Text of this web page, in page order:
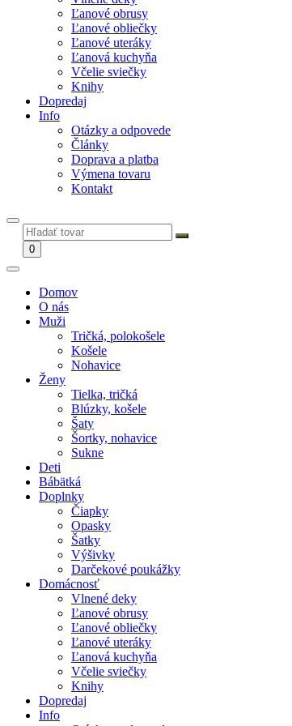
Ľanové obrusy
Ľanové obliečky
Ľanové uteráky
Ľanová kuchyňa
Včelie sviečky
Knihy
Dopredaj
Info
Otázky a odpovede
Články
Doprava a platba
Výmena tovaru
Kontakt
0
Domov
O nás
Muži
Tričká, polokošele
Košele
Nohavice
Ženy
Tielka, tričká
Blúzky, košele
Šaty
Šortky, nohavice
Sukne
Deti
Bábätká
Doplnky
Čiapky
Opasky
Šatky
Výšivky
Darčekové poukážky
Domácnosť
Vlnené deky
Ľanové obrusy
Ľanové obliečky
Ľanové uteráky
Ľanová kuchyňa
Včelie sviečky
Knihy
Dopredaj
Info